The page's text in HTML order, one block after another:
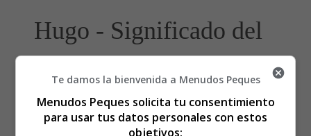
Hugo - Significado del
nombre Hugo
Te damos la bienvenida a Menudos Peques
Menudos Peques solicita tu consentimiento
para usar tus datos personales con estos
objetivos: